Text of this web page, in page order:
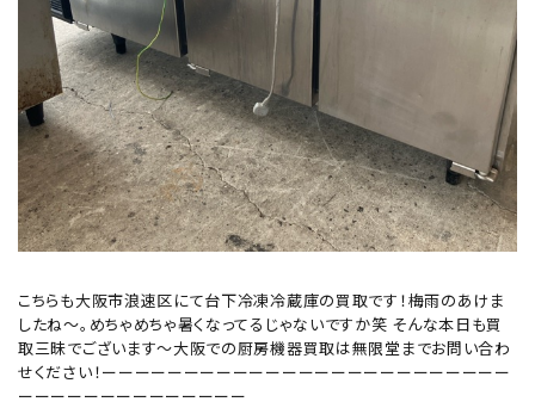
こちらも大阪市浪速区にて台下冷凍冷蔵庫の買取です！梅雨のあけま
したね～。めちゃめちゃ暑くなってるじゃないですか笑 そんな本日も買
取三昧でございます～大阪での厨房機器買取は無限堂までお問い合わ
せください！ーーーーーーーーーーーーーーーーーーーーーーーーー
ーーーーーーーーーーーーーー